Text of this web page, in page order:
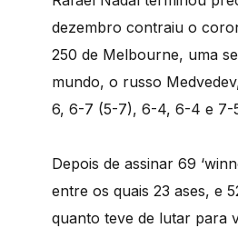
dezembro contraiu o
250 de Melbourne, uma
mundo, o russo
6, 6-7 (5-7), 6-4, 6-4 e 7-
Depois de assinar 69
entre os quais 23 ases, e
quanto teve de lutar para